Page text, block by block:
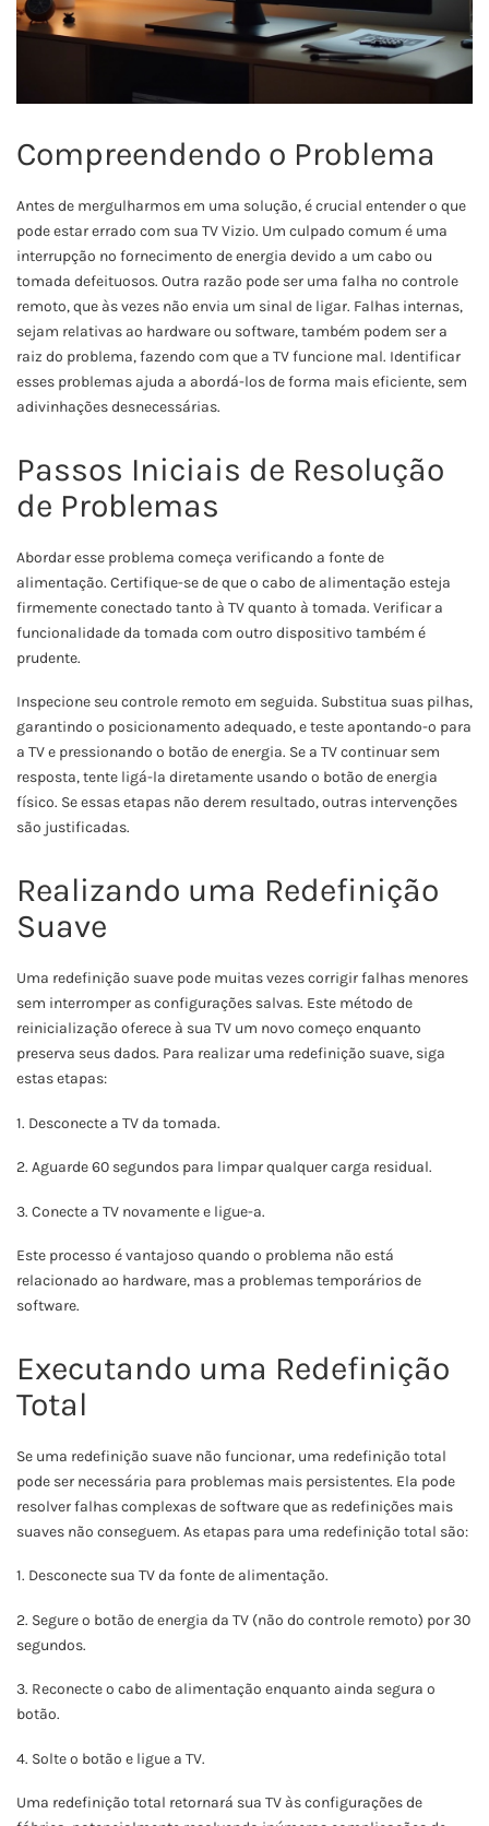
Compreendendo o Problema
Antes de mergulharmos em uma solução, é crucial entender o que
pode estar errado com sua TV Vizio. Um culpado comum é uma
interrupção no fornecimento de energia devido a um cabo ou
tomada defeituosos. Outra razão pode ser uma falha no controle
remoto, que às vezes não envia um sinal de ligar. Falhas internas,
sejam relativas ao hardware ou software, também podem ser a
raiz do problema, fazendo com que a TV funcione mal. Identificar
esses problemas ajuda a abordá-los de forma mais eficiente, sem
adivinhações desnecessárias.
Passos Iniciais de Resolução
de Problemas
Abordar esse problema começa verificando a fonte de
alimentação. Certifique-se de que o cabo de alimentação esteja
firmemente conectado tanto à TV quanto à tomada. Verificar a
funcionalidade da tomada com outro dispositivo também é
prudente.
Inspecione seu controle remoto em seguida. Substitua suas pilhas,
garantindo o posicionamento adequado, e teste apontando-o para
a TV e pressionando o botão de energia. Se a TV continuar sem
resposta, tente ligá-la diretamente usando o botão de energia
físico. Se essas etapas não derem resultado, outras intervenções
são justificadas.
Realizando uma Redefinição
Suave
Uma redefinição suave pode muitas vezes corrigir falhas menores
sem interromper as configurações salvas. Este método de
reinicialização oferece à sua TV um novo começo enquanto
preserva seus dados. Para realizar uma redefinição suave, siga
estas etapas:
1. Desconecte a TV da tomada.
2. Aguarde 60 segundos para limpar qualquer carga residual.
3. Conecte a TV novamente e ligue-a.
Este processo é vantajoso quando o problema não está
relacionado ao hardware, mas a problemas temporários de
software.
Executando uma Redefinição
Total
Se uma redefinição suave não funcionar, uma redefinição total
pode ser necessária para problemas mais persistentes. Ela pode
resolver falhas complexas de software que as redefinições mais
suaves não conseguem. As etapas para uma redefinição total são:
1. Desconecte sua TV da fonte de alimentação.
2. Segure o botão de energia da TV (não do controle remoto) por 30
segundos.
3. Reconecte o cabo de alimentação enquanto ainda segura o
botão.
4. Solte o botão e ligue a TV.
Uma redefinição total retornará sua TV às configurações de